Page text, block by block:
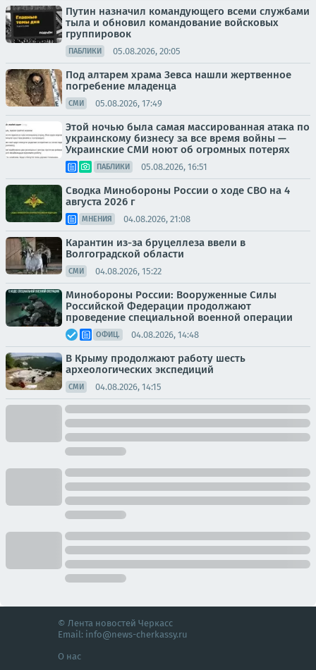
Путин назначил командующего всеми службами
тыла и обновил командование войсковых
группировок
ПАБЛИКИ 05.08.2026, 20:05
Под алтарем храма Зевса нашли жертвенное
погребение младенца
СМИ 05.08.2026, 17:49
Этой ночью была самая массированная атака по
украинскому бизнесу за все время войны —
Украинские СМИ ноют об огромных потерях
ПАБЛИКИ 05.08.2026, 16:51
Сводка Минобороны России о ходе СВО на 4
августа 2026 г
МНЕНИЯ 04.08.2026, 21:08
Карантин из-за бруцеллеза ввели в
Волгоградской области
СМИ 04.08.2026, 15:22
Минобороны России: Вооруженные Силы
Российской Федерации продолжают
проведение специальной военной операции
ОФИЦ. 04.08.2026, 14:48
В Крыму продолжают работу шесть
археологических экспедиций
СМИ 04.08.2026, 14:15
© Лента новостей Черкасс
Email: info@news-cherkassy.ru
О нас